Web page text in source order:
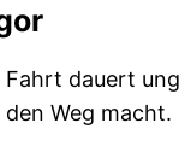
Fahrt dauert
Weg